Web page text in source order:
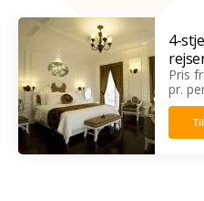
4-
Pris
pr.